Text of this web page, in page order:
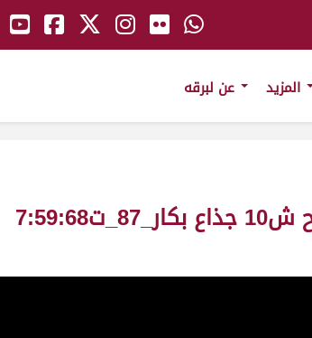
النهضه ملك_محسن بن محمد بن غواص سباق المحلي الخامس مفتوح ش10 جذاع بكار_87_ت7:59:68